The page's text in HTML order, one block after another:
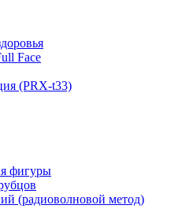
Face
(PRX-t33)
фигуры
(радиоволновой метод)